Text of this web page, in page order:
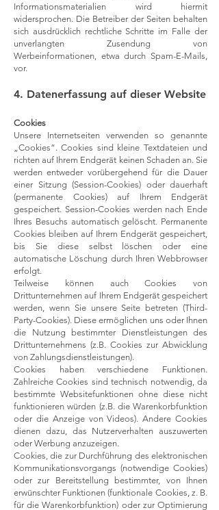
Informationsmaterialien wird hiermit
widersprochen. Die Betreiber der Seiten behalten
sich ausdrücklich rechtliche Schritte im Falle der
unverlangten Zusendung von
Werbeinformationen, etwa durch Spam-E-Mails,
vor.
4. Datenerfassung auf dieser Website
Cookies
Unsere Internetseiten verwenden so genannte
„Cookies“. Cookies sind kleine Textdateien und
richten auf Ihrem Endgerät keinen Schaden an. Sie
werden entweder vorübergehend für die Dauer
einer Sitzung (Session-Cookies) oder dauerhaft
(permanente Cookies) auf Ihrem Endgerät
gespeichert. Session-Cookies werden nach Ende
Ihres Besuchs automatisch gelöscht. Permanente
Cookies bleiben auf Ihrem Endgerät gespeichert,
bis Sie diese selbst löschen oder eine
automatische Löschung durch Ihren Webbrowser
erfolgt.
Teilweise können auch Cookies von
Drittunternehmen auf Ihrem Endgerät gespeichert
werden, wenn Sie unsere Seite betreten (Third-
Party-Cookies). Diese ermöglichen uns oder Ihnen
die Nutzung bestimmter Dienstleistungen des
Drittunternehmens (z.B. Cookies zur Abwicklung
von Zahlungsdienstleistungen).
Cookies haben verschiedene Funktionen.
Zahlreiche Cookies sind technisch notwendig, da
bestimmte Websitefunktionen ohne diese nicht
funktionieren würden (z.B. die Warenkorbfunktion
oder die Anzeige von Videos). Andere Cookies
dienen dazu, das Nutzerverhalten auszuwerten
oder Werbung anzuzeigen.
Cookies, die zur Durchführung des elektronischen
Kommunikationsvorgangs (notwendige Cookies)
oder zur Bereitstellung bestimmter, von Ihnen
erwünschter Funktionen (funktionale Cookies, z. B.
für die Warenkorbfunktion) oder zur Optimierung